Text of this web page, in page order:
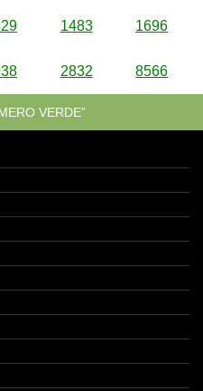
1483 1696
2832 8566
VERDE”